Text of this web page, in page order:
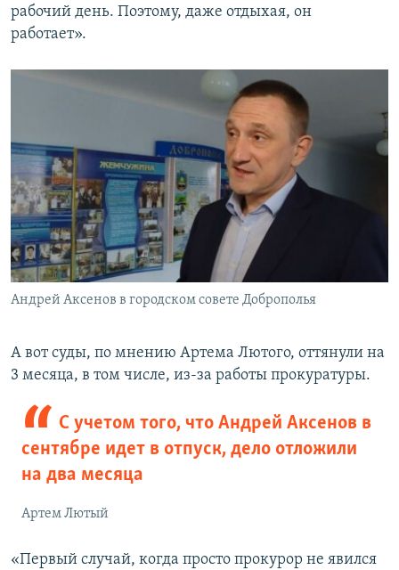
рабочий день. Поэтому, даже отдыхая, он
работает».
Андрей Аксенов в городском совете Доброполья
А вот суды, по мнению Артема Лютого, оттянули на
3 месяца, в том числе, из-за работы прокуратуры.
С учетом того, что Андрей Аксенов в
сентябре идет в отпуск, дело отложили
на два месяца
Артем Лютый
«Первый случай, когда просто прокурор не явился